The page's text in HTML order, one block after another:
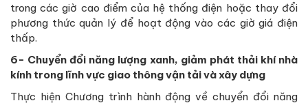
trong các giờ cao điểm của hệ thống điện hoặc thay đổi
phương thức quản lý để hoạt động vào các giờ giá điện
thấp.
6- Chuyển đổi năng lượng xanh, giảm phát thải khí nhà
kính trong lĩnh vực giao thông vận tải và xây dựng
Thực hiện Chương trình hành động về chuyển đổi năng